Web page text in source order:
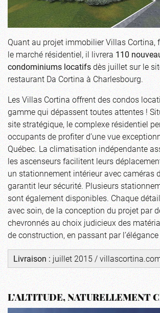
Quant au projet immobilier Villas Cortina,
le marché résidentiel, il livrera110
condominiums locatifsdès juillet sur le
restaurant Da Cortina à Charlesbourg.
Les Villas Cortina offrent des condos
gamme qui dépassent toutes attentes !
site stratégique, le complexe résidentiel
occupants de profiter d’une vue
Québec. La climatisation indépendante
les ascenseurs facilitent leurs
un stationnement intérieur avec caméras
garantit leur sécurité. Plusieurs
sont également disponibles. Chaque
avec soin, de la conception du projet par
chevronnés au choix judicieux des
de construction, en passant par
Livraison : juillet 2015 /
L’ALTITUDE, NATURELLEMENT